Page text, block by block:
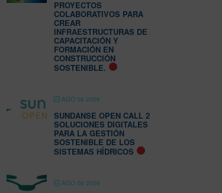
PROYECTOS
COLABORATIVOS PARA
CREAR
INFRAESTRUCTURAS DE
CAPACITACIÓN Y
FORMACIÓN EN
CONSTRUCCIÓN
SOSTENIBLE.
AGO 06 2026
SUNDANSE OPEN CALL 2
SOLUCIONES DIGITALES
PARA LA GESTIÓN
SOSTENIBLE DE LOS
SISTEMAS HÍDRICOS
AGO 06 2026